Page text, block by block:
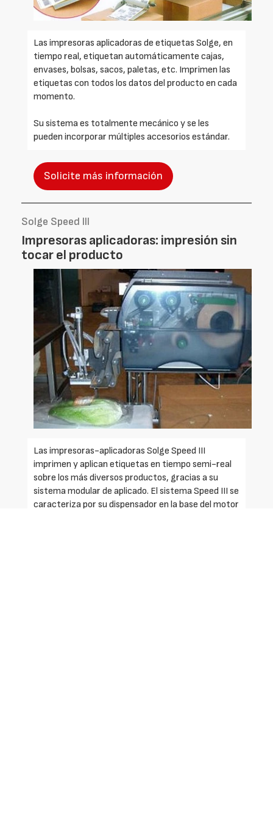
Las impresoras aplicadoras de etiquetas Solge, en
tiempo real, etiquetan automáticamente cajas,
envases, bolsas, sacos, paletas, etc. Imprimen las
etiquetas con todos los datos del producto en cada
momento.
Su sistema es totalmente mecánico y se les
pueden incorporar múltiples accesorios estándar.
Solicite más información
Solge Speed III
Impresoras aplicadoras: impresión sin
tocar el producto
Las impresoras-aplicadoras Solge Speed III
imprimen y aplican etiquetas en tiempo semi-real
sobre los más diversos productos, gracias a su
sistema modular de aplicado. El sistema Speed III se
caracteriza por su dispensador en la base del motor